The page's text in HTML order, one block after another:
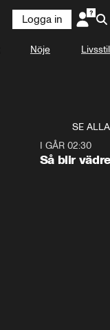
Logga in
Nöje Livsstil
SE ALLA
I GÅR 02:30
Så blir